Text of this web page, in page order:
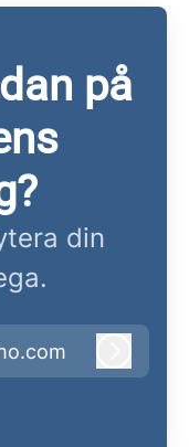
på
din